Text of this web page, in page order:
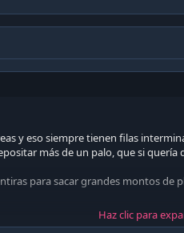
y eso siempre tienen filas
más de un palo, que si
para sacar grandes montos de
Haz clic para